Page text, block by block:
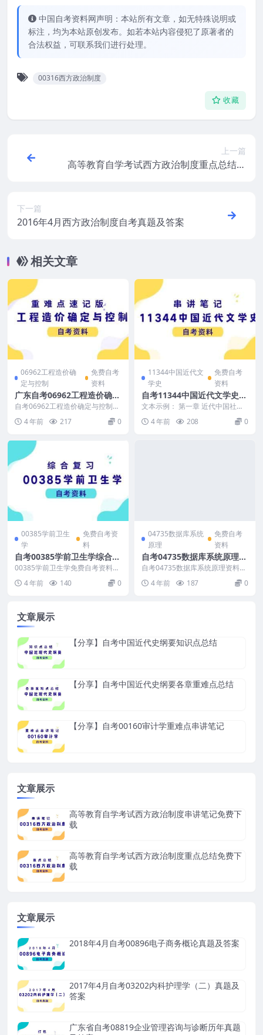
中国自考资料网声明：本站所有文章，如无特殊说明或
标注，均为本站原创发布。如若本站内容侵犯了原著者的
合法权益，可联系我们进行处理。
00316西方政治制度
收藏
上一篇
高等教育自学考试西方政治制度重点总结免
下一篇
2016年4月西方政治制度自考真题及答案
相关文章
06962工程造价确
定与控制
免费自考
资料
广东自考06962工程造价确定
与控制考前速记知识点
自考06962工程造价确定与控制免
费资料示例： （资料是免费的，
适用于广东省高等...
4 年前 217 0
11344中国近代文
学史
免费自考
资料
自考11344中国近代文学史串
讲笔记分享
文本示例： 第一章 近代中国社会
与中国近代文化 一、求变——民
族进取精神的复苏 ...
4 年前 208 0
00385学前卫生
学
免费自考资
料
自考00385学前卫生学综合复
习资料分享
00385学前卫生学免费自考资料示
例： （资料是免费的，适用于全
国高等教育自学考...
4 年前 140 0
04735数据库系统
原理
免费自考
资料
自考04735数据库系统原理填
空题总结
自考04735数据库系统原理资料示
例： （资料是免费的，适用于高
等教育自学考试数...
4 年前 187 0
文章展示
【分享】自考中国近代史纲要知识点总结
【分享】自考中国近代史纲要各章重难点总结
【分享】自考00160审计学重难点串讲笔记
文章展示
高等教育自学考试西方政治制度串讲笔记免费下
载
高等教育自学考试西方政治制度重点总结免费下
载
文章展示
2018年4月自考00896电子商务概论真题及答案
2017年4月自考03202内科护理学（二）真题及
答案
广东省自考08819企业管理咨询与诊断历年真题